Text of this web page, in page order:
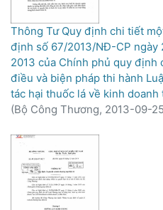
Thông Tư Quy định chi tiết
định số 67/2013/NĐ-CP ngày
2013 của Chính phủ quy định
điều và biện pháp thi hành
tác hại thuốc lá về kinh doanh
(Bộ Công Thương, 2013-09-25